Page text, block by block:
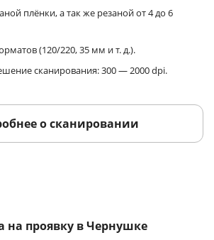
плёнки, а так же резаной от 4 до 6
(120/220, 35 мм и т. д.).
сканирования: 300 — 2000 dpi.
о сканировании
на проявку в Чернушке